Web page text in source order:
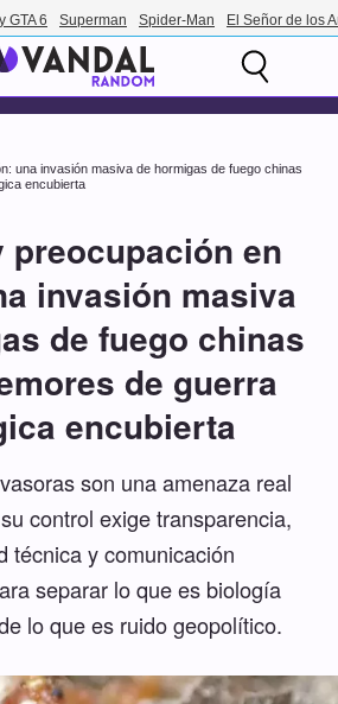
GTA 6 Superman Spider-Man El Señor de los
una invasión masiva de hormigas de fuego chinas
encubierta
preocupación en
invasión masiva
de fuego chinas
de guerra
encubierta
son una amenaza real
control exige transparencia,
técnica y comunicación
separar lo que es biología
lo que es ruido geopolítico.